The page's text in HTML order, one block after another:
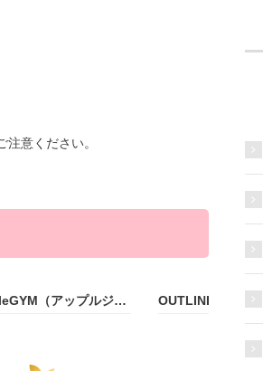
意ください。
AppleGYM（アップルジム）練馬店 OUTLINE 練馬店